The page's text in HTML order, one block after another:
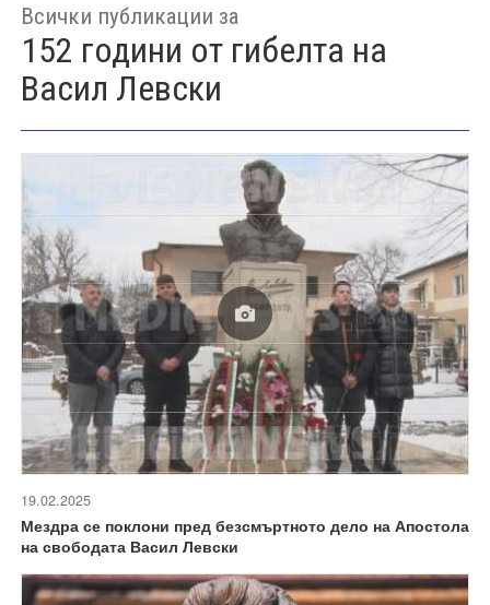
Всички публикации за
152 години от гибелта на
Васил Левски
19.02.2025
Мездра се поклони пред безсмъртното дело на Апостола
на свободата Васил Левски